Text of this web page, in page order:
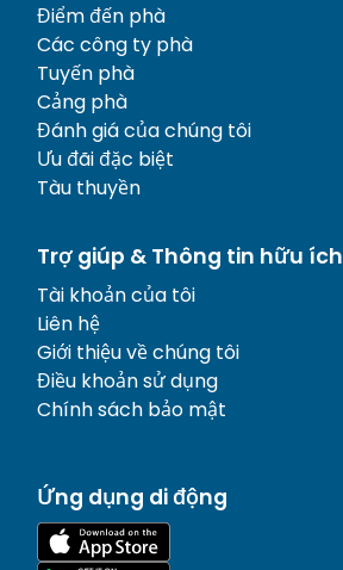
Điểm đến phà
Các công ty phà
Tuyến phà
Cảng phà
Đánh giá của chúng tôi
Ưu đãi đặc biệt
Tàu thuyền
Trợ giúp & Thông tin hữu ích
Tài khoản của tôi
Liên hệ
Giới thiệu về chúng tôi
Điều khoản sử dụng
Chính sách bảo mật
Ứng dụng di động